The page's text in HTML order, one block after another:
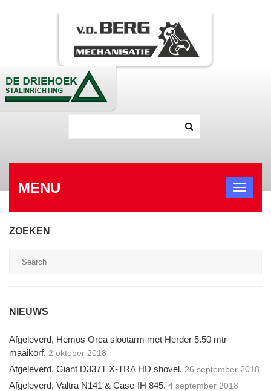
MENU
ZOEKEN
NIEUWS
Afgeleverd, Hemos Orca slootarm met Herder 5.50 mtr
maaikorf. 2 oktober 2018
Afgeleverd, Giant D337T X-TRA HD shovel. 26 september 2018
Afgeleverd, Valtra N141 & Case-IH 845. 4 september 2018